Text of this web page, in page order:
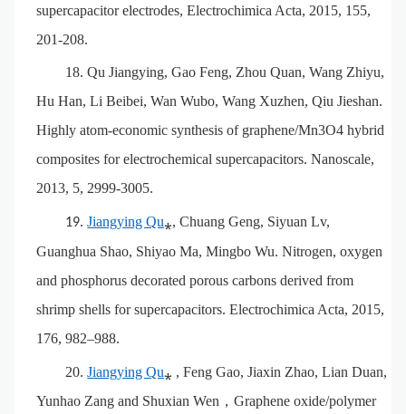
supercapacitor electrodes, Electrochimica Acta, 2015, 155,
201-208.
18.Qu Jiangying, Gao Feng, Zhou Quan, Wang Zhiyu,
Hu Han, Li Beibei, Wan Wubo, Wang Xuzhen, Qiu Jieshan.
Highly atom-economic synthesis of graphene/Mn3O4 hybrid
composites for electrochemical supercapacitors. Nanoscale,
2013, 5, 2999-3005.
19.Jiangying Qu⁎, Chuang Geng, Siyuan Lv,
Guanghua Shao, Shiyao Ma, Mingbo Wu. Nitrogen, oxygen
and phosphorus decorated porous carbons derived from
shrimp shells for supercapacitors. Electrochimica Acta, 2015,
176, 982–988.
20.Jiangying Qu⁎ , Feng Gao, Jiaxin Zhao, Lian Duan,
Yunhao Zang and Shuxian Wen ， Graphene oxide/polymer